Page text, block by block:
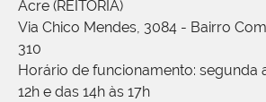
Acre (REITORIA)
Via Chico Mendes, 3084 - Bairro
310
Horário de funcionamento: segunda
12h e das 14h às 17h